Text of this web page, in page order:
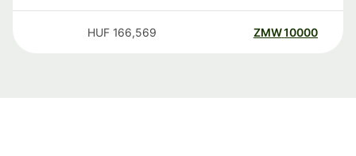
10000
ZMW
166,569
HUF